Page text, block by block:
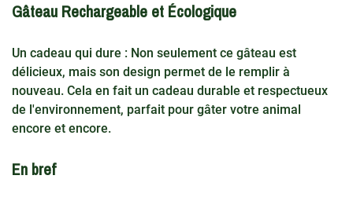
Gâteau Rechargeable et Écologique
Un cadeau qui dure : Non seulement ce gâteau est
délicieux, mais son design permet de le remplir à
nouveau. Cela en fait un cadeau durable et respectueux
de l'environnement, parfait pour gâter votre animal
encore et encore.
En bref